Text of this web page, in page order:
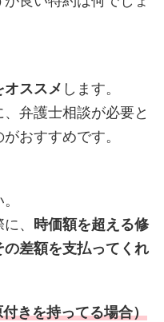
ススメ します。
弁護士相談が必要と
おすすめです。
、
時価額を超える修
差額を支払ってくれ
きを持ってる場合）